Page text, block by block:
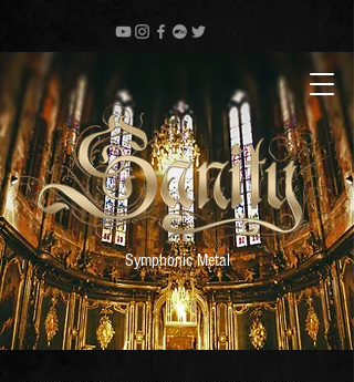
Symphonic Metal